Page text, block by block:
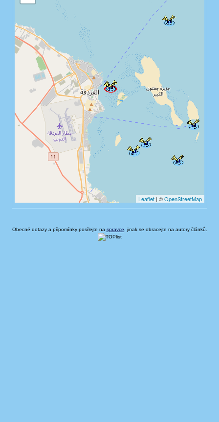
Obecné dotazy a připomínky posílejte na spravce , jinak se obracejte na autory článků.